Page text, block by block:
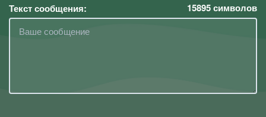
Текст сообщения: 15895символов